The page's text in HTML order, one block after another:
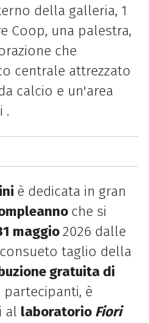
della galleria, 1
Coop, una palestra,
che
centrale attrezzato
calcio e un'area
.
è dedicata in gran
che si
maggio2026 dalle
taglio della
gratuita di
partecipanti, è
al laboratorio Fiori